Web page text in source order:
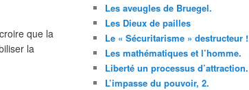
que la
la
Les aveugles de Bruegel.
Les Dieux de pailles
Le « Sécuritarisme » destructeur !
Les mathématiques et l’homme.
Liberté un processus d’attraction.
L’impasse du pouvoir, 2.